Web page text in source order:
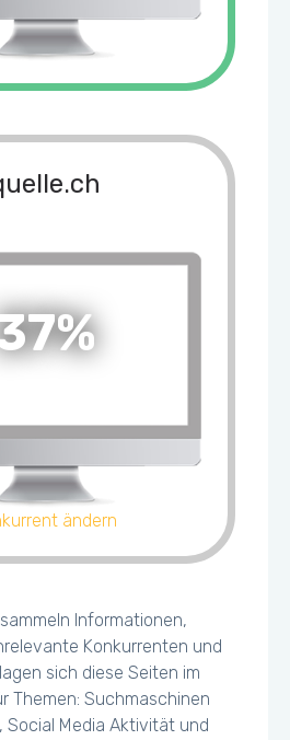
ändern
Informationen,
Konkurrenten und
sich diese Seiten im
Themen: Suchmaschinen
Social Media Aktivität und